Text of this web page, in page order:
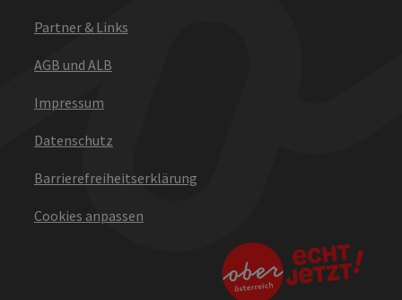
Partner & Links
AGB und ALB
Impressum
Datenschutz
Barrierefreiheitserklärung
Cookies anpassen